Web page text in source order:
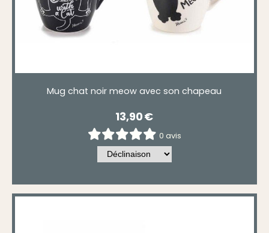
Mug chat noir meow avec son chapeau
13,90€
0 avis